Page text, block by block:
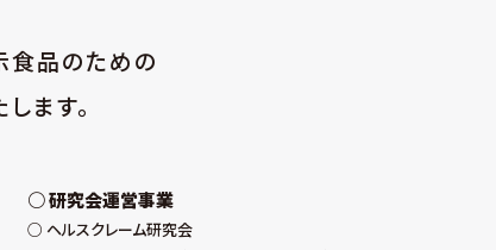
ます。
食品のための
ます。
研究会運営事業
ヘルスクレーム研究会